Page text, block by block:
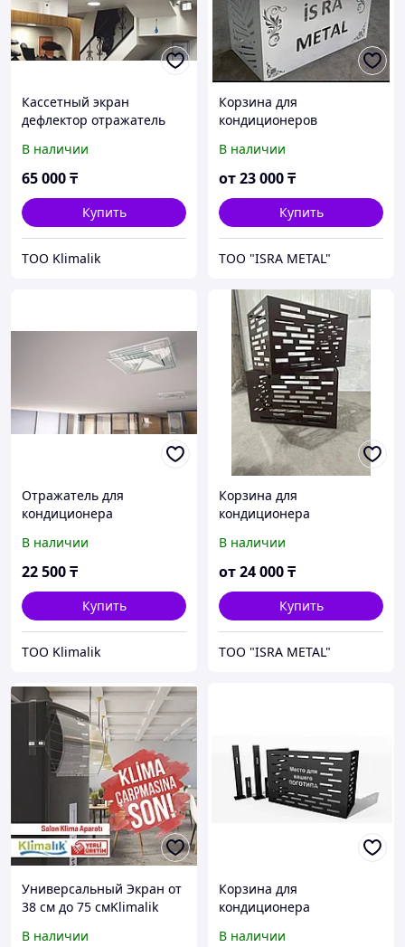
Кассетный экран
дефлектор отражатель
одну сторону
В наличии
65 000₸
Купить
TOO Klimalik
Корзина для
кондиционеров
В наличии
от23 000₸
Купить
ТОО "ISRA METAL"
Отражатель для
кондиционера
квадратные решётки
В наличии
22 500₸
Купить
TOO Klimalik
Корзина для
кондиционера
В наличии
от24 000₸
Купить
ТОО "ISRA METAL"
Универсальный Экран от
38 см до 75 смKlimalik
В наличии
Корзина для
кондиционера
В наличии